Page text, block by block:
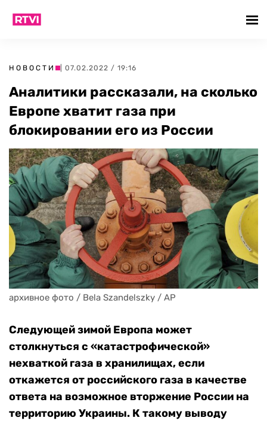
НОВОСТИ | 07.02.2022 / 19:16
Аналитики рассказали, на сколько
Европе хватит газа при
блокировании его из России
архивное фото / Bela Szandelszky / AP
Следующей зимой Европа может
столкнуться с «катастрофической»
нехваткой газа в хранилищах, если
откажется от российского газа в качестве
ответа на возможное вторжение России на
территорию Украины. К такому выводу